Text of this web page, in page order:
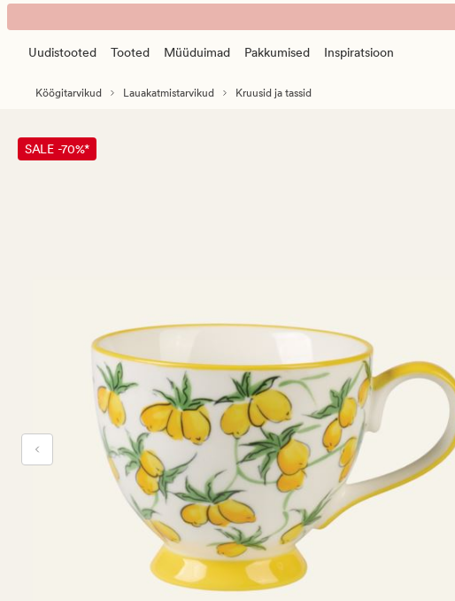
Lemon
kruus
kollane
banner.
PressUudistooted Tooted Müüduimad Pakkumised Inspiratsioon
Köögitarvikud Lauakatmistarvikud Kruusid ja tassid
SALE -70%*